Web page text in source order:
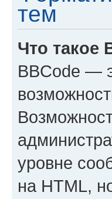
тем
Что такое
BBCode —
уровне
на HTML,